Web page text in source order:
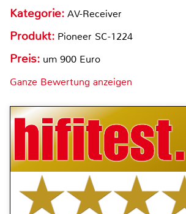
Kategorie: AV-Receiver
Produkt: Pioneer SC-1224
Preis: um 900 Euro
Ganze Bewertung anzeigen